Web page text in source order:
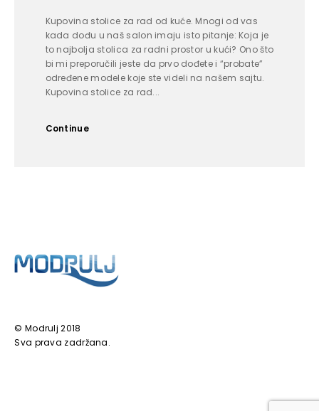
Kupovina stolice za rad od kuće. Mnogi od vas
kada dođu u naš salon imaju isto pitanje: Koja je
to najbolja stolica za radni prostor u kući? Ono što
bi mi preporučili jeste da prvo dođete i “probate”
određene modele koje ste videli na našem sajtu.
Kupovina stolice za rad...
Continue
© Modrulj 2018
Sva prava zadržana.